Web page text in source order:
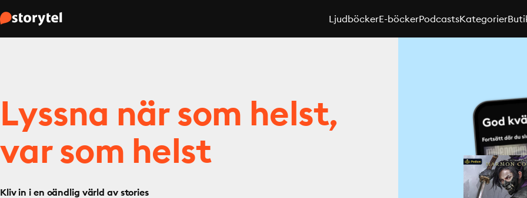
LjudböckerE-böckerPodcastsKategorier
Lyssna när som helst,
var som helst
Kliv in i en oändlig värld av stories